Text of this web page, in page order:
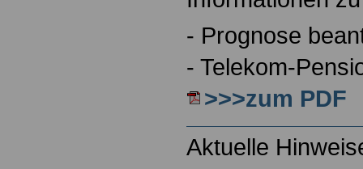
- Prognose
- Telekom-
>>>zum PDF
Aktuelle